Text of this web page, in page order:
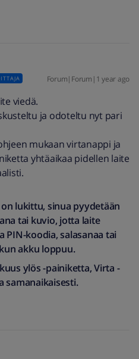
Forum|Forum|1 year ago
viedä.
ja odoteltu nyt pari
mukaan virtanappi ja
yhtäaikaa pidellen laite
lukittu, sinua pyydetään
tai kuvio, jotta laite
PIN-koodia, salasanaa tai
akku loppuu.
ylös-painiketta,Virta -
samanaikaisesti.